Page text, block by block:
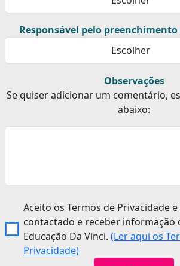
Responsável pelo
Observações
Se quiser adicionar um comentário,
abaixo:
Aceito os Termos de Privacidade
contactado e receber informação
Educação Da Vinci.(Ler aqui os
Privacidade)